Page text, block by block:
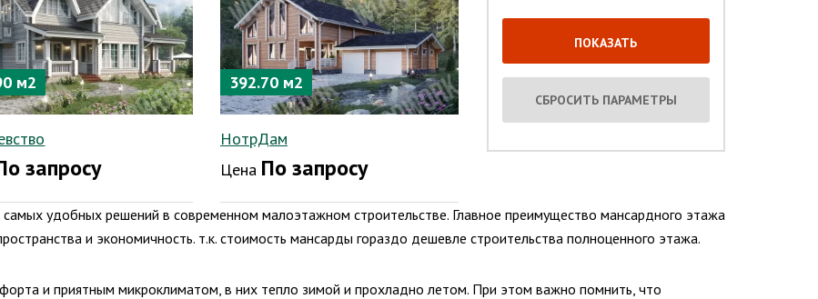
м2
запросу
392.70 м2
НотрДам
Цена По запросу
удобных решений в современном малоэтажном строительстве. Главное преимущество мансардного этажа
и экономичность. т.к. стоимость мансарды гораздо дешевле строительства полноценного этажа.
и приятным микроклиматом, в них тепло зимой и прохладно летом. При этом важно помнить, что